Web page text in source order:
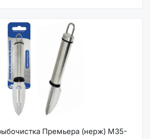
Премьера (нерж) M35-